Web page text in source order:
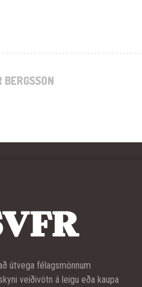
útvega félagsmönnum
veiðivötn á leigu eða kaupa